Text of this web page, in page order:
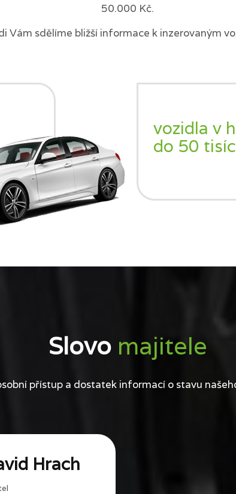
50.000 Kč.
Vám sdělíme bližší informace k inzerovaným
vozidla v
do 50 tisíc
Slovo majitele
přístup a dostatek informací o stavu
Hrach